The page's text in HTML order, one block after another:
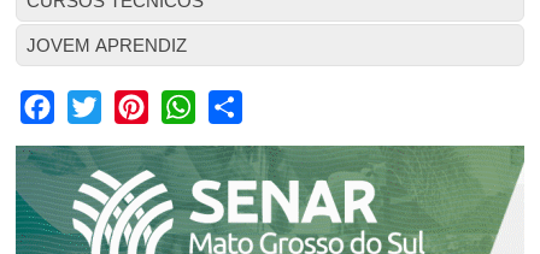
JOVEM APRENDIZ
Facebook
Twitter PinterestWhatsApp